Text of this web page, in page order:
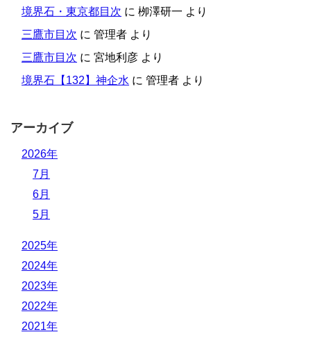
境界石・東京都目次 に 栁澤研一 より
三鷹市目次 に 管理者 より
三鷹市目次 に 宮地利彦 より
境界石【132】神企水 に 管理者 より
アーカイブ
2026年
7月
6月
5月
2025年
2024年
2023年
2022年
2021年